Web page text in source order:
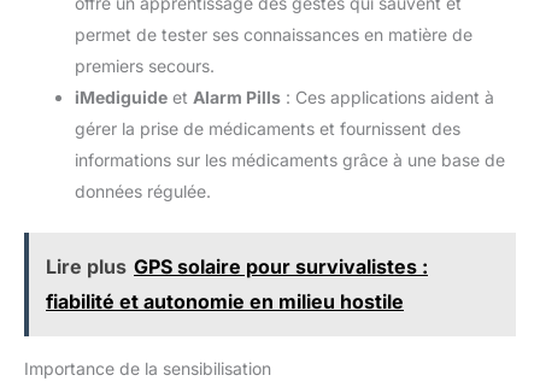
permet de tester ses connaissances en matière de
premiers secours.
iMediguide et Alarm Pills : Ces applications aident à
gérer la prise de médicaments et fournissent des
informations sur les médicaments grâce à une base de
données régulée.
Lire plus GPS solaire pour survivalistes :
fiabilité et autonomie en milieu hostile
Importance de la sensibilisation